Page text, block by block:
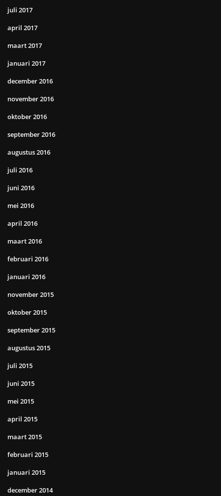
juli 2017
april 2017
maart 2017
januari 2017
december 2016
november 2016
oktober 2016
september 2016
augustus 2016
juli 2016
juni 2016
mei 2016
april 2016
maart 2016
februari 2016
januari 2016
november 2015
oktober 2015
september 2015
augustus 2015
juli 2015
juni 2015
mei 2015
april 2015
maart 2015
februari 2015
januari 2015
december 2014